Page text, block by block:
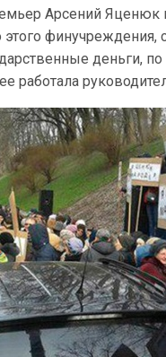
Арсений Яценюк
этого
деньги,
работала